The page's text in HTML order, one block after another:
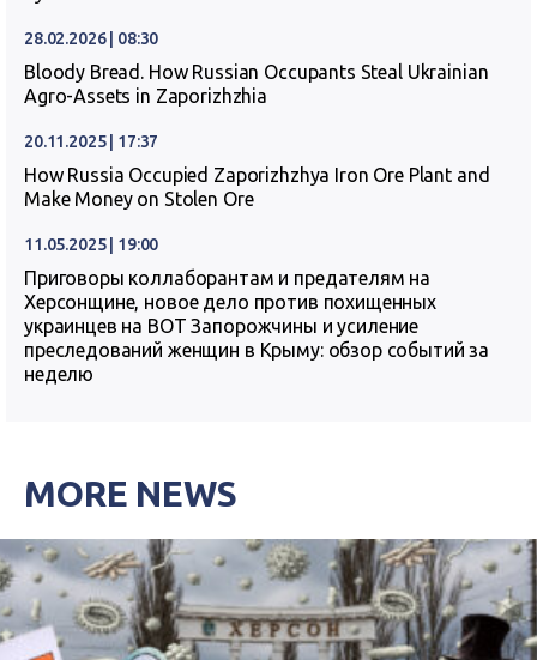
28.02.2026 | 08:30
Bloody Bread. How Russian Occupants Steal Ukrainian
Agro-Assets in Zaporizhzhia
20.11.2025 | 17:37
How Russia Occupied Zaporizhzhya Iron Ore Plant and
Make Money on Stolen Ore
11.05.2025 | 19:00
Приговоры коллаборантам и предателям на
Херсонщине, новое дело против похищенных
украинцев на ВОТ Запорожчины и усиление
преследований женщин в Крыму: обзор событий за
неделю
MORE NEWS